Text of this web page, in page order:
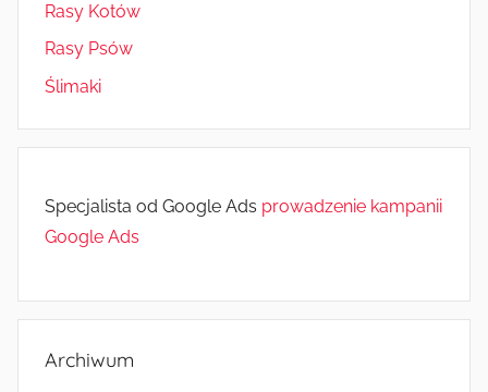
Rasy Kotów
Rasy Psów
Ślimaki
Specjalista od Google Ads prowadzenie kampanii
Google Ads
Archiwum